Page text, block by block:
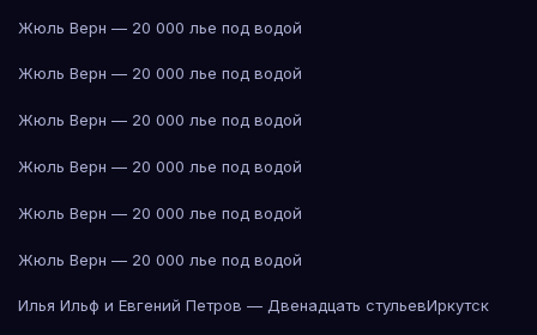
Жюль Верн — 20 000 лье под водой
Жюль Верн — 20 000 лье под водой
Жюль Верн — 20 000 лье под водой
Жюль Верн — 20 000 лье под водой
Жюль Верн — 20 000 лье под водой
Жюль Верн — 20 000 лье под водой
Илья Ильф и Евгений Петров — Двенадцать стульевИркутск